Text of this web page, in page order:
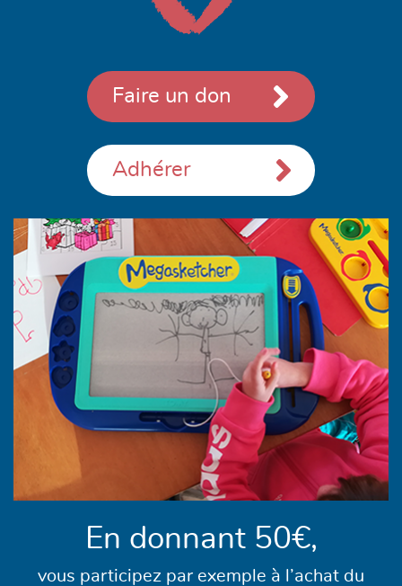
Faire un don
Adhérer
En donnant 50€,
vous participez par exemple à l’achat du